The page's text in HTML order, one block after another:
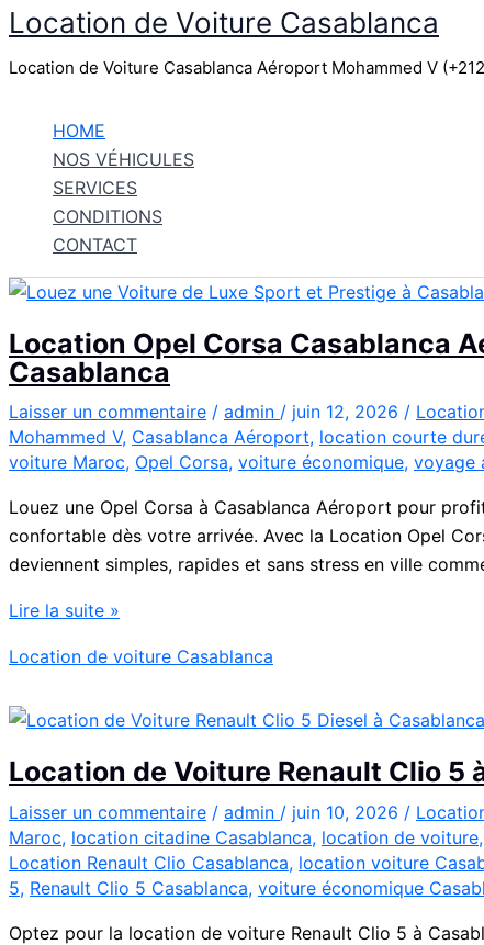
Aller
contenu
Location de Voiture Casablanca
Location de Voiture Casablanca Aéroport Mohammed V
HOME
NOS VÉHICULES
SERVICES
CONDITIONS
CONTACT
Location Opel Corsa Casablanca
Casablanca
Laisser un commentaire / admin / juin 12, 2026 /
Mohammed V, Casablanca Aéroport, location courte
voiture Maroc, Opel Corsa, voiture économique, voyage
Louez une Opel Corsa à Casablanca Aéroport pour
confortable dès votre arrivée. Avec la Location Opel
deviennent simples, rapides et sans stress en ville
Location
Corsa
Aéroport
Location
Voiture
Casablanca
Lire la suite »
Location de voiture Casablanca
Location de Voiture Renault Clio 5
Laisser un commentaire / admin / juin 10, 2026 /
Maroc, location citadine Casablanca, location de voiture,
Location Renault Clio Casablanca, location voiture
5, Renault Clio 5 Casablanca, voiture économique
Optez pour la location de voiture Renault Clio 5 à